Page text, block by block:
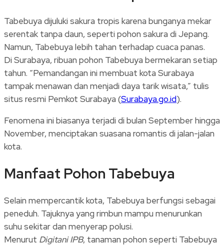
Tabebuya dijuluki sakura tropis karena bunganya mekar
serentak tanpa daun, seperti pohon sakura di Jepang.
Namun, Tabebuya lebih tahan terhadap cuaca panas.
Di Surabaya, ribuan pohon Tabebuya bermekaran setiap
tahun. “Pemandangan ini membuat kota Surabaya
tampak menawan dan menjadi daya tarik wisata,” tulis
situs resmi Pemkot Surabaya (Surabaya.go.id).
Fenomena ini biasanya terjadi di bulan September hingga
November, menciptakan suasana romantis di jalan-jalan
kota.
Manfaat Pohon Tabebuya
Selain mempercantik kota, Tabebuya berfungsi sebagai
peneduh. Tajuknya yang rimbun mampu menurunkan
suhu sekitar dan menyerap polusi.
Menurut Digitani IPB, tanaman pohon seperti Tabebuya